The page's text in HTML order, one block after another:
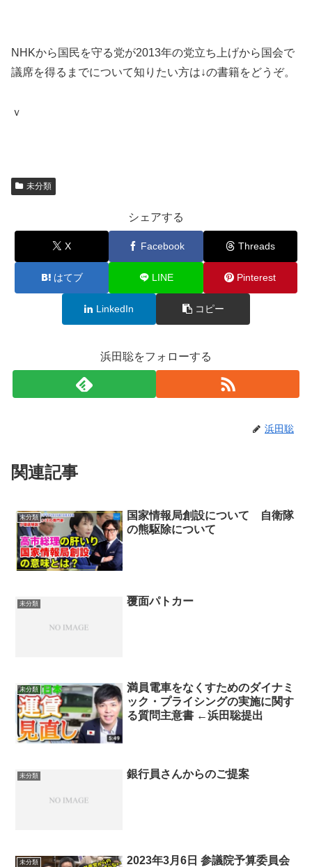
NHKから国民を守る党が2013年の党立ち上げから国会で
議席を得るまでについて知りたい方は↓の書籍をどうぞ。
ｖ
未分類
シェアする
X Facebook Threads
はてブ LINE Pinterest
LinkedIn コピー
浜田聡をフォローする
浜田聡
関連記事
未分類
国家情報局創設について 自衛隊
の熊駆除について
未分類 覆面パトカー
未分類
満員電車をなくすためのダイナミ
ック・プライシングの実施に関す
る質問主意書 ←浜田聡提出
未分類 銀行員さんからのご提案
未分類
2023年3月6日 参議院予算委員会